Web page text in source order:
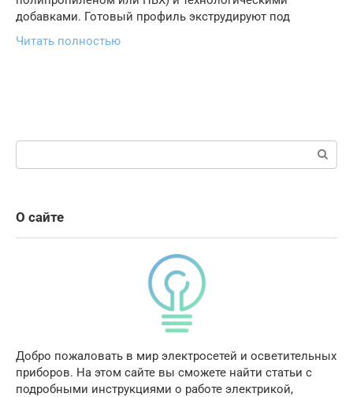
добавками. Готовый профиль экструдируют под
Читать полностью
Поиск:
О сайте
Добро пожаловать в мир электросетей и осветительных
приборов. На этом сайте вы сможете найти статьи с
подробными инструкциями о работе электрикой,